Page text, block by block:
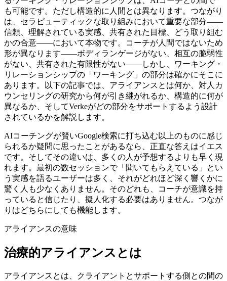
も可能です。ただし構造的に人間とは異なります。つながり
は、セラピューティックな取り組みにおいて重要な部分——
信頼、理解されている実感、共有された目標、どう取り組む
かの合意——において本物です。コーチが人間ではないため
形が異なります——ボディランゲージがない、相互の脆弱性
がない、共有された有限性がない——しかし、ワーキング・
リレーションシップの「ワーキング」の部分は確かにそこに
あります。以下の記事では、アライアンスとは何か、対人カ
ウンセリングの研究から何が引き継がれるか、構造的に何が
異なるか、そしてVerkeがどの部分をサポートするよう設計
されているかを解説します。
AIコーチングが賢いGoogle検索に打ち込む以上のものに感じ
られるか疑問に思ったことがあるなら、正直な答えはイエス
です。そしてその違いは、多くの人が予想するよりも早く現
れます。最初の数セッションで「聞いてもらえている」とい
う実感を語るユーザーは多く、それがどれほど深く響くかに
驚く人も少なくありません。そのどれも、コーチが意識を持
っていると信じたり、擬人化する必要はありません。つなが
りはどちらにしても機能します。
アライアンスの意味
治療的アライアンスとは
アライアンスとは、クライアントとサポートする側との間の